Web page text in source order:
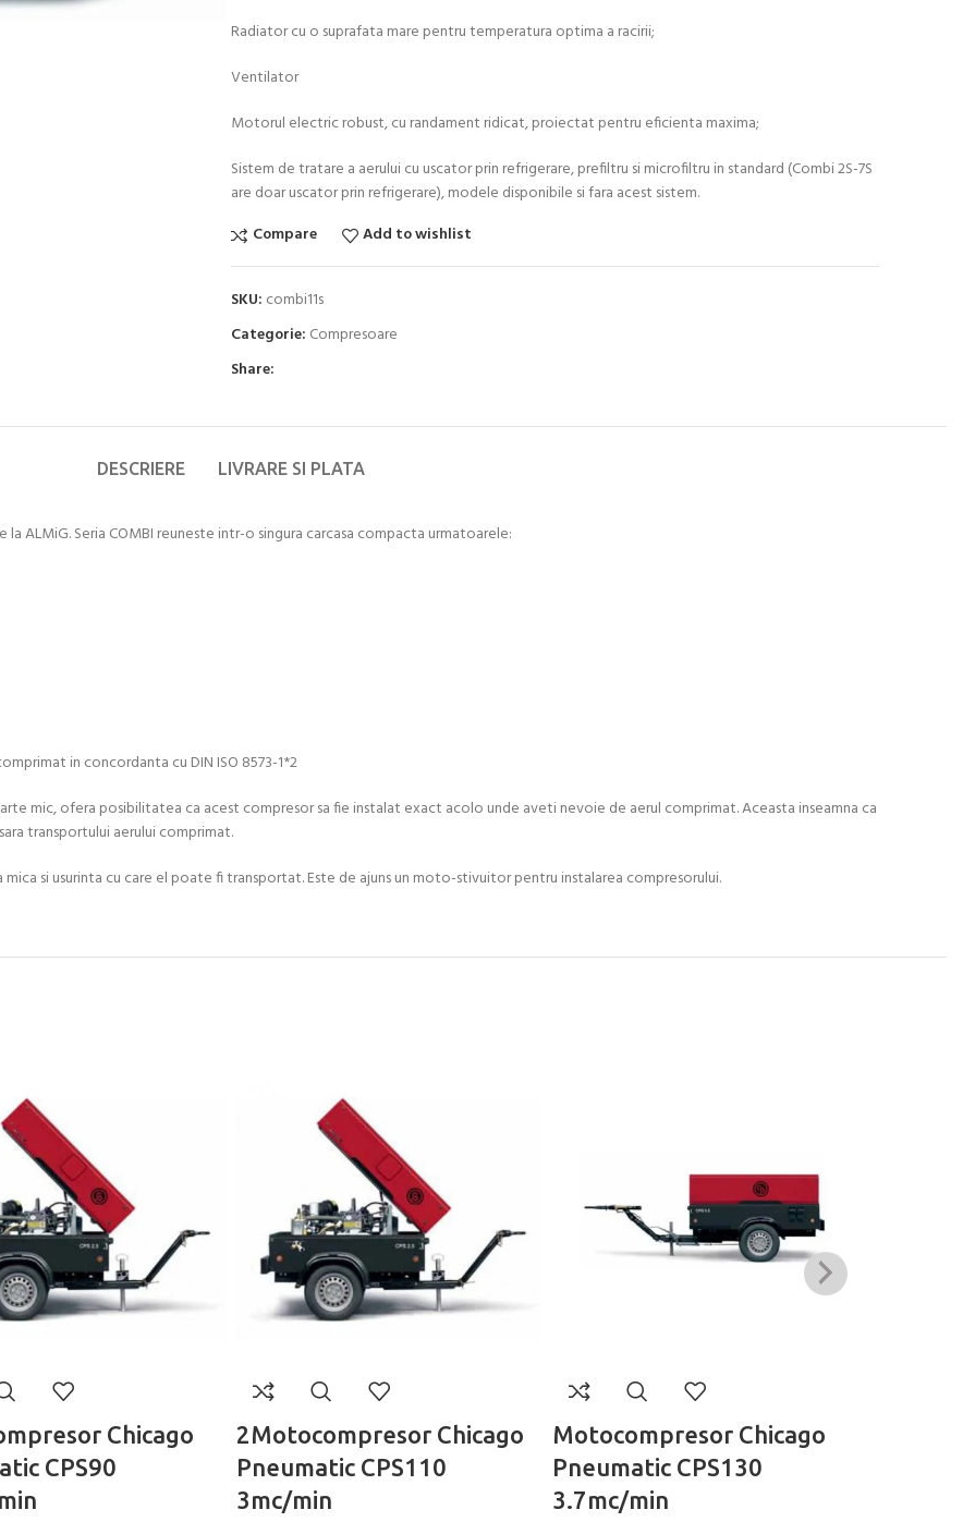
Radiator cu o suprafata mare pentru temperatura optima a racirii;
Ventilator
Motorul electric robust, cu randament ridicat, proiectat pentru eficienta maxima;
Sistem de tratare a aerului cu uscator prin refrigerare, prefiltru si microfiltru in standard (Combi 2S-7S
are doar uscator prin refrigerare), modele disponibile si fara acest sistem.
Compare
Add to wishlist
SKU: combi11s
Categorie: Compresoare
Share:
DESCRIERE LIVRARE SI PLATA
ALMiG. Seria COMBI reuneste intr-o singura carcasa compacta urmatoarele:
in concordanta cu DIN ISO 8573-1*2
mic, ofera posibilitatea ca acest compresor sa fie instalat exact acolo unde aveti nevoie de aerul comprimat. Aceasta inseamna ca
transportului aerului comprimat.
si usurinta cu care el poate fi transportat. Este de ajuns un moto-stivuitor pentru instalarea compresorului.
Chicago
CPS90
2Motocompresor Chicago
Pneumatic CPS110
3mc/min
Motocompresor Chicago
Pneumatic CPS130
3.7mc/min